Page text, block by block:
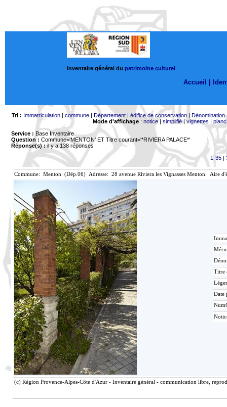
Inventaire général du patrimoine culturel
Accueil |
Tri : Immatriculation| commune| Département| édifice de conservation| Dénomination
Mode d'affichage: notice| simplifié|vignettes |
Service : Base Inventaire
Question : Commune='MENTON' ET Titre courant='*RIVIERA PALACE*'
Réponse(s) :il y a 138 réponses
1-35|
Commune: Menton (Dép.06) Adresse: 28 avenue Riviera les Vignasses Menton. Aire
Titre
Date
(c) Région Provence-Alpes-Côte d'Azur - Inventaire général - communication libre,